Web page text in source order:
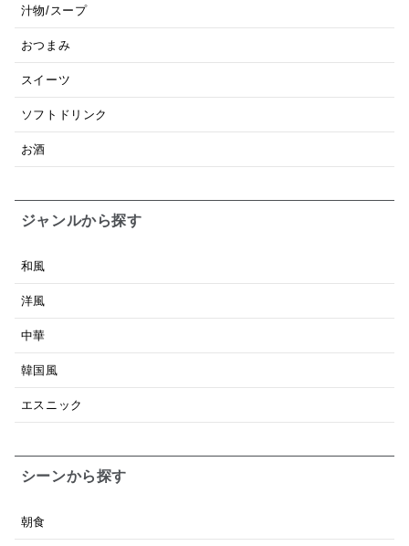
汁物/スープ
おつまみ
スイーツ
ソフトドリンク
お酒
ジャンルから探す
和風
洋風
中華
韓国風
エスニック
シーンから探す
朝食